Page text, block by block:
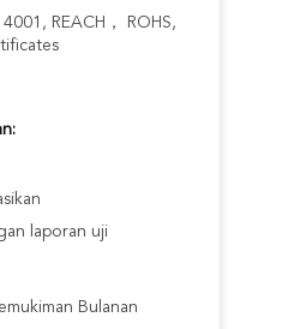
REACH， ROHS,
laporan uji
Bulanan